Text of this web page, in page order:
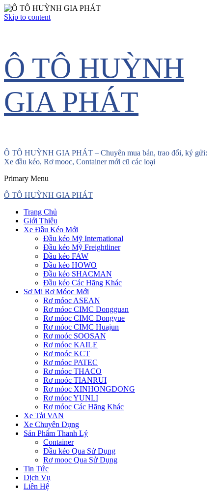
Skip to content
Ô TÔ HUỲNH
GIA PHÁT
Ô TÔ HUỲNH GIA PHÁT – Chuyên mua bán, trao đổi, ký gửi:
Xe đầu kéo, Rơ mooc, Container mới cũ các loại
Primary Menu
Ô TÔ HUỲNH GIA PHÁT
Trang Chủ
Giới Thiệu
Xe Đầu Kéo Mới
Đầu kéo Mỹ International
Đầu kéo Mỹ Freightliner
Đầu kéo FAW
Đầu kéo HOWO
Đầu kéo SHACMAN
Đầu kéo Các Hãng Khác
Sơ Mi Rơ Móoc Mới
Rơ móoc ASEAN
Rơ móoc CIMC Dongguan
Rơ móoc CIMC Dongyue
Rơ móoc CIMC Huajun
Rơ moóc SOOSAN
Rơ móoc KAILE
Rơ moóc KCT
Rơ móoc PATEC
Rơ móoc THACO
Rơ moóc TIANRUI
Rơ móoc XINHONGDONG
Rơ móoc YUNLI
Rơ móoc Các Hãng Khác
Xe Tải VAN
Xe Chuyên Dụng
Sản Phẩm Thanh Lý
Container
Đầu kéo Qua Sử Dụng
Rơ mooc Qua Sử Dụng
Tin Tức
Dịch Vụ
Liên Hệ